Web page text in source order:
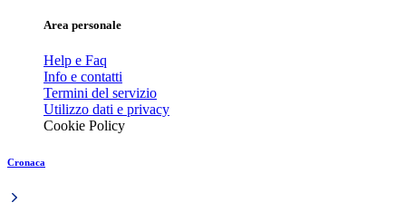
Area personale
Help e Faq
Info e contatti
Termini del servizio
Utilizzo dati e privacy
Cookie Policy
Cronaca